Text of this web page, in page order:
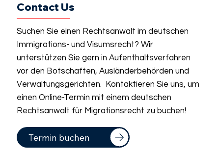
Contact Us
Suchen Sie einen Rechtsanwalt im deutschen
Immigrations- und Visumsrecht? Wir
unterstützen Sie gern in Aufenthaltsverfahren
vor den Botschaften, Ausländerbehörden und
Verwaltungsgerichten. Kontaktieren Sie uns, um
einen Online-Termin mit einem deutschen
Rechtsanwalt für Migrationsrecht zu buchen!
Termin buchen